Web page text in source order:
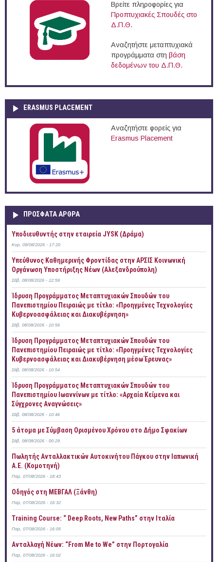
Βρείτε πληροφορίες για
Προπτυχιακές Σπουδές στο
Δ.Π.Θ.
Αναζητήστε μεταπτυχιακά
προγράμματα στη βάση
δεδομένων του Δ.Π.Θ.
ERASMUS PLACEMENT
Αναζητήστε φορείς για
Erasmus Placement
ΠΡOΣΦΑΤΑ AΡΘΡΑ
Υποδιευθυντής στην εταιρεία JYSK (Δράμα)
Κυρ, 09/08/2026 - 17:20
Yπεύθυνος Καθημερινής Φροντίδας στην ΑΡΣΙΣ Κοινωνική
Οργάνωση Υποστήριξης Νέων (Αλεξανδρούπολη)
Σάβ, 08/08/2026 - 12:59
Ίδρυση Προγράμματος Μεταπτυχιακών Σπουδών του
Πανεπιστημίου Πειραιώς με τίτλο: «Προηγμένες Τεχνολογίες
Κυβερνοασφάλειας και Διακυβέρνηση»
Σάβ, 08/08/2026 - 10:56
Ίδρυση Προγράμματος Μεταπτυχιακών Σπουδών του
Πανεπιστημίου Πειραιώς με τίτλο: «Προηγμένες Τεχνολογίες
Κυβερνοασφάλειας και Διακυβέρνηση μέσω Έρευνας»
Σάβ, 08/08/2026 - 10:54
Ίδρυση Προγράμματος Μεταπτυχιακών Σπουδών του
Πανεπιστημίου Ιωαννίνων με τίτλο: «Αρχαία Κείμενα και
Σύγχρονες Αναγνώσεις»
Σάβ, 08/08/2026 - 10:46
5 άτομα με Σύμβαση Ορισμένου Χρόνου στο Δήμο Σφακίων
Σάβ, 08/08/2026 - 00:29
Πωλητής Ανταλλακτικών Αυτοκινήτου Πάγκου στην Ιαπωνική
Α.Ε. (Κομοτηνή)
Παρ, 07/08/2026 - 18:43
Οδηγός στη ΜΕΒΓΑΛ (Ξάνθη)
Παρ, 07/08/2026 - 16:32
Training Course: “ Deep Roots, New Paths” στην Ιταλία
Παρ, 07/08/2026 - 16:05
Ανταλλαγή Νέων: “From Me to We” στην Πορτογαλία
Παρ, 07/08/2026 - 16:02